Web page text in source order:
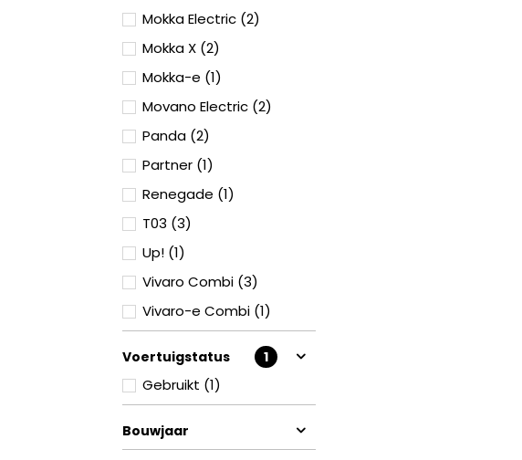
Mokka Electric (2)
Mokka X (2)
Mokka-e (1)
Movano Electric (2)
Panda (2)
Partner (1)
Renegade (1)
T03 (3)
Up! (1)
Vivaro Combi (3)
Vivaro-e Combi (1)
Voertuigstatus 1
Gebruikt (1)
Bouwjaar